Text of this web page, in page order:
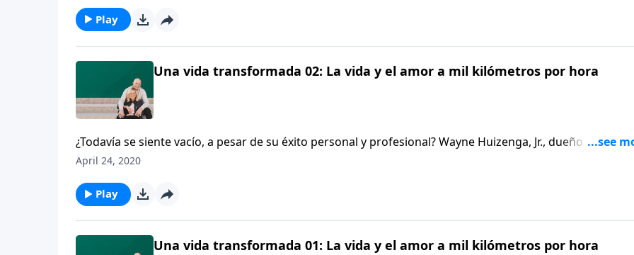
contará a Dennis Rainey acerca de su viaje en un submarino nuclear que lo llevó a una darse cuenta que
necesitaba una relación con Dios.
Play
Una vida transformada 02: La vida y el amor a mil kilómetros por hora
¿Todavía se siente vacío, a pesar de su éxito personal y profesional? Wayne Huizenga, Jr., dueño de una
importante franquicia deportiva, reflexiona sobre su vida y recuerda el vacío de vivir a mil por hora sin
April 24, 2020
Play
Una vida transformada 01: La vida y el amor a mil kilómetros por hora